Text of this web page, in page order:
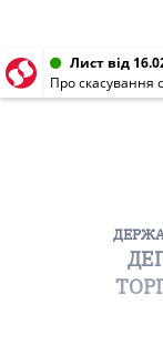
Лист від
Про скасування